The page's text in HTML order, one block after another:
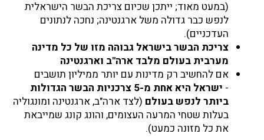
(במעט מאוד; ייתכן שכיום צריכת הבשר הישראלית
לנפש כבר גדולה משל ארגנטינה; נחכה לנתונים
העדכניים).
צריכת הבשר בישראל גבוהה מזו של כל מדינה
מערבית בעולם מלבד ארה"ב וארגנטינה
אם להחשיב רק מדינות עם יותר ממיליון תושבים
-
ישראל היא אחת מ-5 צרכניות הבשר הגדולות
ביותר לנפש בעולם (לצד ארה"ב, ארגנטינה ומונגוליה
בעלות שטחי המרעה העצומים, והונג קונג שמייבאת
את כל מזונה כמעט).